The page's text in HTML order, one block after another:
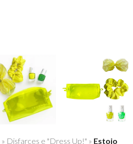
» Disfarces e "Dress Up!" » Estojo